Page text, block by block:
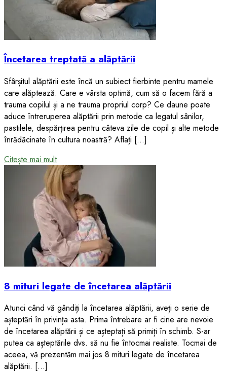
Încetarea treptată a alăptării
Sfârșitul alăptării este încă un subiect fierbinte pentru mamele
care alăptează. Care e vârsta optimă, cum să o facem fără a
trauma copilul și a ne trauma propriul corp? Ce daune poate
aduce întreruperea alăptării prin metode ca legatul sânilor,
pastilele, despărțirea pentru câteva zile de copil și alte metode
înrădăcinate în cultura noastră? Aflați […]
Citește mai mult
8 mituri legate de încetarea alăptării
Atunci când vă gândiți la încetarea alăptării, aveți o serie de
așteptări în privința asta. Prima întrebare ar fi cine are nevoie
de încetarea alăptării și ce așteptați să primiți în schimb. S-ar
putea ca așteptările dvs. să nu fie întocmai realiste. Tocmai de
aceea, vă prezentăm mai jos 8 mituri legate de încetarea
alăptării. […]